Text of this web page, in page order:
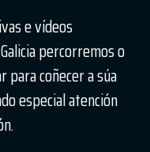
e vídeos
percorremos o
para coñecer a súa
especial atención